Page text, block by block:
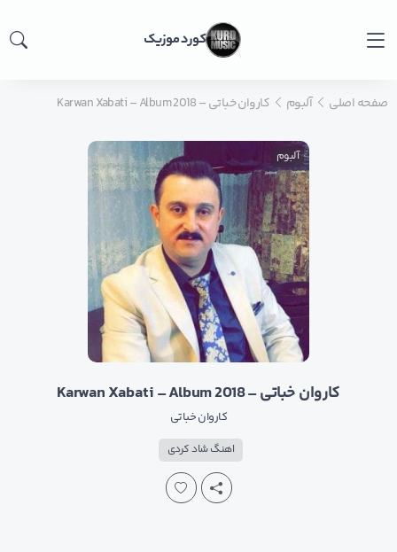
کورد موزیک
صفحه اصلی آلبوم کاروان خباتی – Karwan Xabati – Album 2018
آلبوم
کاروان خباتی – Karwan Xabati – Album 2018
کاروان خباتی
اهنگ شاد کردی